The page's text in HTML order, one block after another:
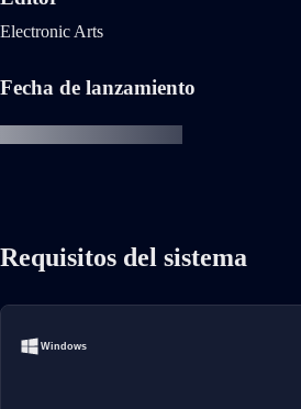
Electronic Arts
Fecha de lanzamiento
Requisitos del sistema
Windows